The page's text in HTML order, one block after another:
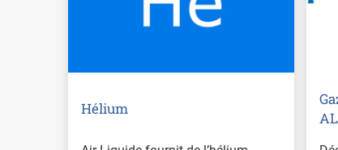
Hélium